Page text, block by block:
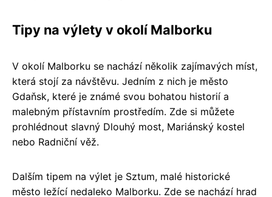
Tipy na výlety v okolí Malborku
V okolí Malborku se nachází několik zajímavých míst,
která stojí za návštěvu. Jedním z nich je město
Gdaňsk, které je známé svou bohatou historií a
malebným přístavním prostředím. Zde si můžete
prohlédnout slavný Dlouhý most, Mariánský kostel
nebo Radniční věž.
Dalším tipem na výlet je Sztum, malé historické
město ležící nedaleko Malborku. Zde se nachází hrad